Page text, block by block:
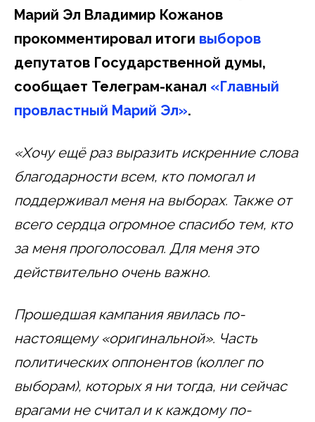
Марий Эл Владимир Кожанов
прокомментировал итоги выборов
депутатов Государственной думы,
сообщает Телеграм-канал «Главный
провластный Марий Эл».
«Хочу ещё раз выразить искренние слова
благодарности всем, кто помогал и
поддерживал меня на выборах. Также от
всего сердца огромное спасибо тем, кто
за меня проголосовал. Для меня это
действительно очень важно.
Прошедшая кампания явилась по-
настоящему «оригинальной». Часть
политических оппонентов (коллег по
выборам), которых я ни тогда, ни сейчас
врагами не считал и к каждому по-